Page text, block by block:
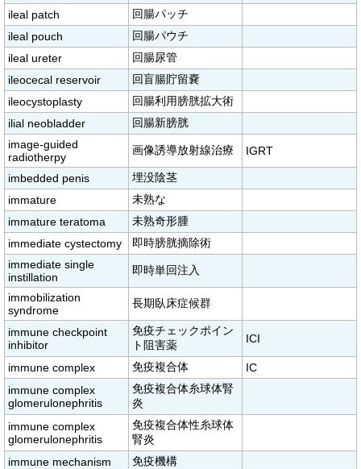
ileal patch
回腸パッチ
ileal pouch
回腸パウチ
ileal ureter
回腸尿管
ileocecal reservoir
回盲腸貯留嚢
ileocystoplasty
回腸利用膀胱拡大術
ilial neobladder
回腸新膀胱
image-guided
radiotherpy
画像誘導放射線治療 IGRT
imbedded penis
埋没陰茎
immature
未熟な
immature teratoma
未熟奇形腫
immediate cystectomy
即時膀胱摘除術
immediate single
instillation
即時単回注入
immobilization
syndrome
長期臥床症候群
immune checkpoint
inhibitor
免疫チェックポイン
ト阻害薬
ICI
immune complex 免疫複合体
IC
immune complex
glomerulonephritis
免疫複合体糸球体腎
炎
immune complex
glomerulonephritis
免疫複合体性糸球体
腎炎
immune mechanism
免疫機構